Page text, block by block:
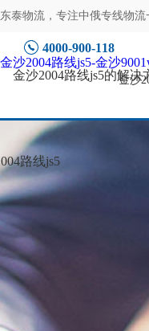
东泰物流，专注中俄专线物流
4000-900-118
金沙
金沙2004路线js5-金沙
金沙2004路线js5的解决
路线js5